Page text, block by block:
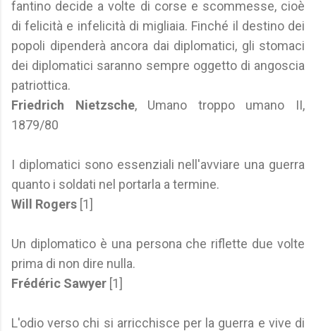
fantino decide a volte di corse e scommesse, cioè
di felicità e infelicità di migliaia. Finché il destino dei
popoli dipenderà ancora dai diplomatici, gli stomaci
dei diplomatici saranno sempre oggetto di angoscia
patriottica.
Friedrich Nietzsche, Umano troppo umano II,
1879/80
I diplomatici sono essenziali nell'avviare una guerra
quanto i soldati nel portarla a termine.
Will Rogers [1]
Un diplomatico è una persona che riflette due volte
prima di non dire nulla.
Frédéric Sawyer [1]
L'odio verso chi si arricchisce per la guerra e vive di